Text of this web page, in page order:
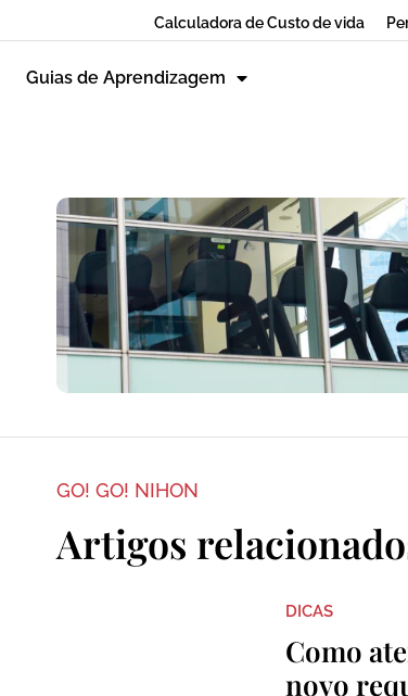
Calculadora de Custo de vida
Guias de Aprendizagem
GO! GO! NIHON
Artigos
DICAS
Como
novo